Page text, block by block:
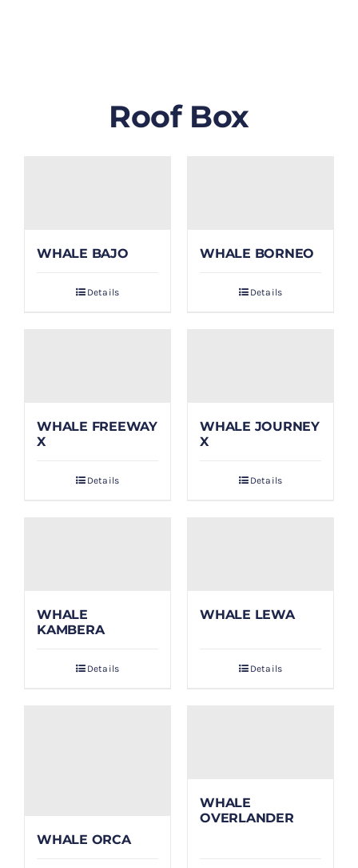
PAYMENT
Roof Box
WHALE BAJO
Details
WHALE BORNEO
Details
WHALE FREEWAY
X
Details
WHALE JOURNEY
X
Details
WHALE
KAMBERA
Details
WHALE LEWA
Details
WHALE ORCA
WHALE
OVERLANDER